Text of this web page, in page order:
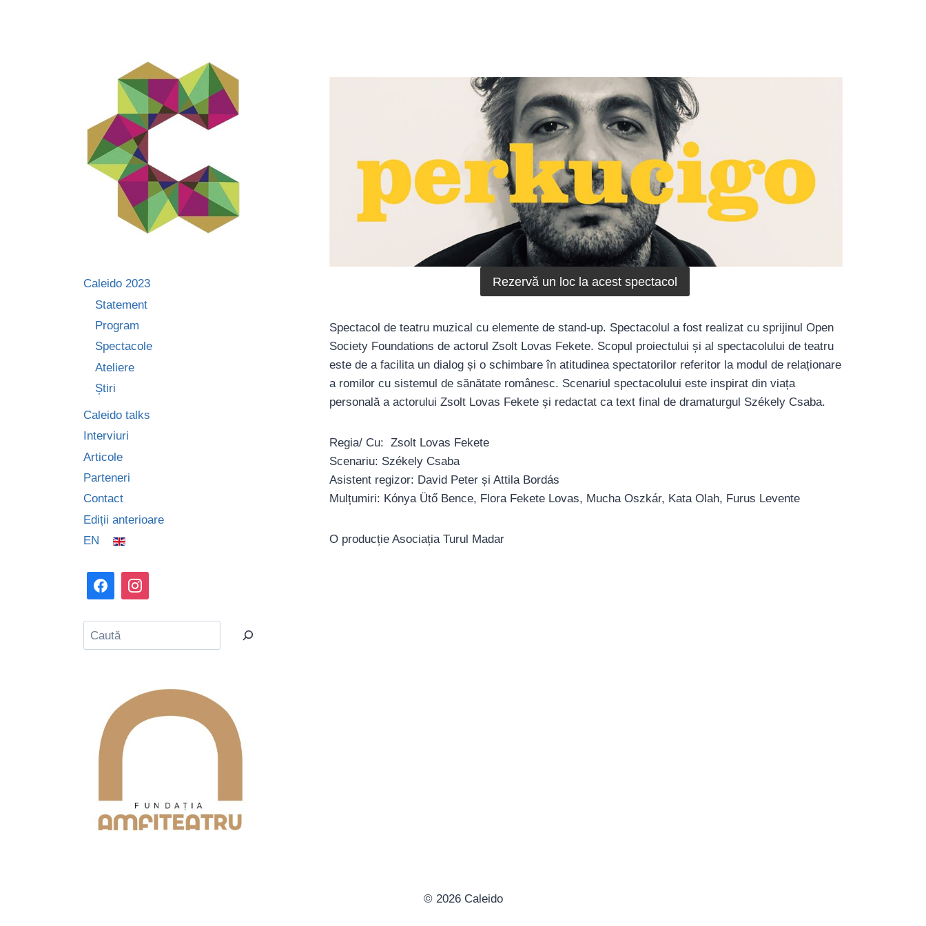
Rezervă un loc la acest spectacol
Spectacol de teatru muzical cu elemente de stand-up. Spectacolul a fost realizat cu sprijinul Open
Society Foundations de actorul Zsolt Lovas Fekete. Scopul proiectului și al spectacolului de teatru
este de a facilita un dialog și o schimbare în atitudinea spectatorilor referitor la modul de relaționare
a romilor cu sistemul de sănătate românesc. Scenariul spectacolului este inspirat din viața
personală a actorului Zsolt Lovas Fekete și redactat ca text final de dramaturgul Székely Csaba.
Regia/ Cu: Zsolt Lovas Fekete
Scenariu: Székely Csaba
Asistent regizor: David Peter și Attila Bordás
Mulțumiri: Kónya Ütő Bence, Flora Fekete Lovas, Mucha Oszkár, Kata Olah, Furus Levente
O producție Asociația Turul Madar
Caleido 2023
Statement
Program
Spectacole
Ateliere
Știri
Caleido talks
Interviuri
Articole
Parteneri
Contact
Ediții anterioare
EN
Caută
© 2026 Caleido